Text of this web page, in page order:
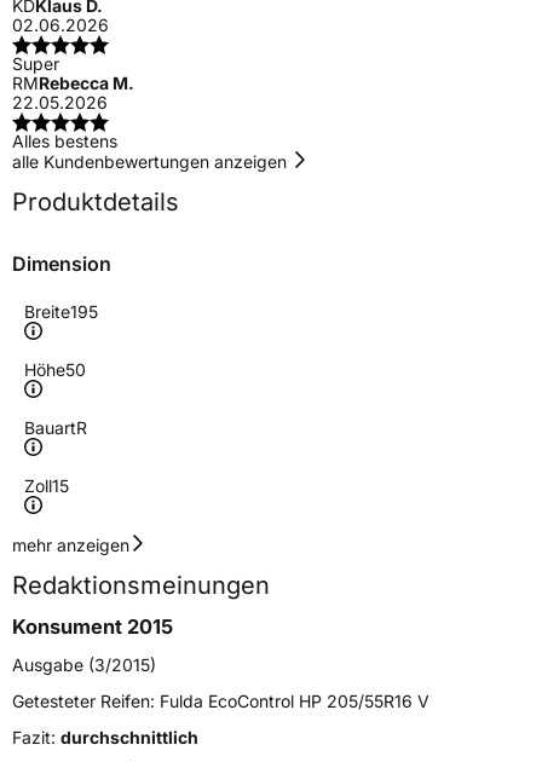
KDKlaus D.
02.06.2026
Super
RMRebecca M.
22.05.2026
Alles bestens
alle Kundenbewertungen anzeigen
Produktdetails
Dimension
Breite195
Höhe50
BauartR
Zoll15
Geschwindigkeitsindex
Höchstgeschwindigkeit
210 km/h
Lastindex82
Höchstlast475 kg
Gewicht (in kg)7,5 kg
mehr anzeigen
Redaktionsmeinungen
Konsument 2015
Ausgabe (3/2015)
Getesteter Reifen: Fulda EcoControl HP 205/55R16 V
Fazit: durchschnittlich